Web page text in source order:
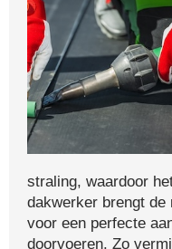
straling, waardoor
dakwerker brengt de
voor een perfecte
doorvoeren. Zo